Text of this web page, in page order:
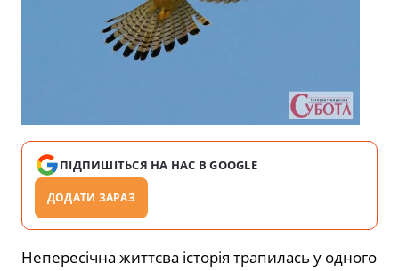
ПІДПИШІТЬСЯ НА НАС В GOOGLE
ДОДАТИ ЗАРАЗ
Непересічна життєва історія трапилась у одного